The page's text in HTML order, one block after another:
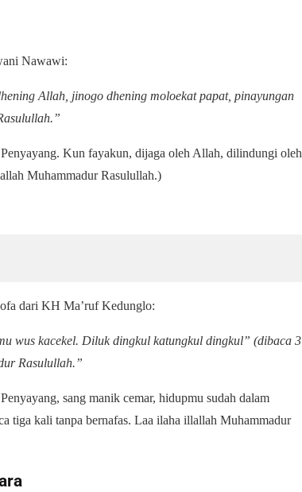
Nawawi:
Allah, jinogo dhening moloekat papat, pinayungan
Kun fayakun, dijaga oleh Allah, dilindungi oleh
Muhammadur Rasulullah.)
dari KH Ma’ruf Kedunglo:
wus kacekel. Diluk dingkul katungkul dingkul” (dibaca 3
Rasulullah.”
sang manik cemar, hidupmu sudah dalam
tiga kali tanpa bernafas. Laa ilaha illallah Muhammadur